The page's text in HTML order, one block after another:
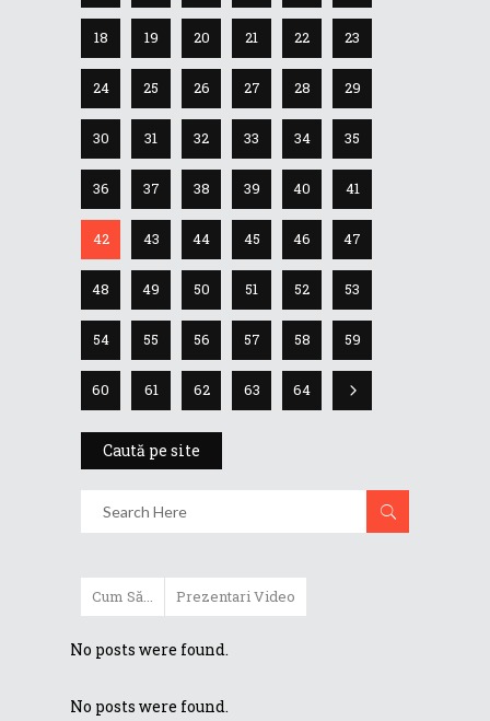
18 19 20 21 22 23
24 25 26 27 28 29
30 31 32 33 34 35
36 37 38 39 40 41
42 43 44 45 46 47
48 49 50 51 52 53
54 55 56 57 58 59
60 61 62 63 64
Caută pe site
Cum Să... Prezentari Video
No posts were found.
No posts were found.